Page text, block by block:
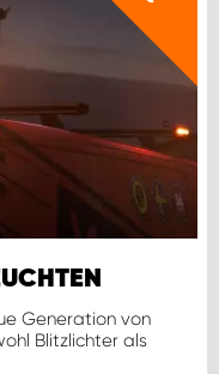
Generation von
Blitzlichter als